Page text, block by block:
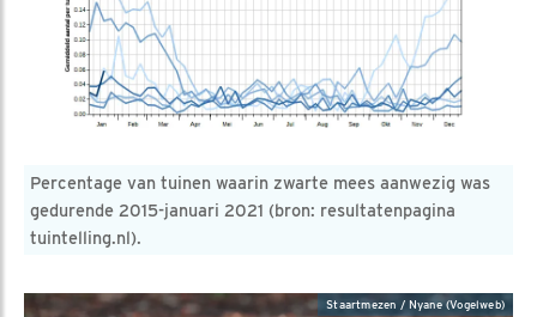
Percentage van tuinen waarin zwarte mees aanwezig was
gedurende 2015-januari 2021 (bron: resultatenpagina
tuintelling.nl).
Staartmezen / Nyane (Vogelweb)